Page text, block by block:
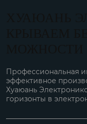
Профессиональная
эффективное
Хуаюань
горизонты в